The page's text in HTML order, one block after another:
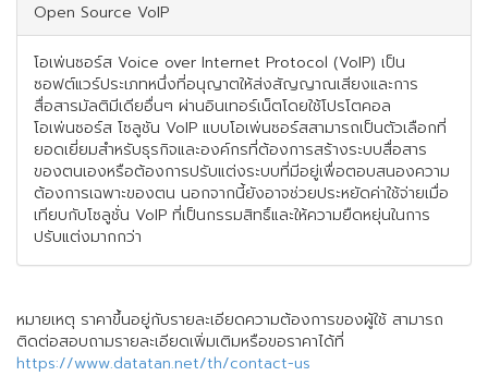
Open Source VoIP
โอเพ่นซอร์ส Voice over Internet Protocol (VoIP) เป็น
ซอฟต์แวร์ประเภทหนึ่งที่อนุญาตให้ส่งสัญญาณเสียงและการ
สื่อสารมัลติมีเดียอื่นๆ ผ่านอินเทอร์เน็ตโดยใช้โปรโตคอล
โอเพ่นซอร์ส โซลูชัน VoIP แบบโอเพ่นซอร์สสามารถเป็นตัวเลือกที่
ยอดเยี่ยมสำหรับธุรกิจและองค์กรที่ต้องการสร้างระบบสื่อสาร
ของตนเองหรือต้องการปรับแต่งระบบที่มีอยู่เพื่อตอบสนองความ
ต้องการเฉพาะของตน นอกจากนี้ยังอาจช่วยประหยัดค่าใช้จ่ายเมื่อ
เทียบกับโซลูชั่น VoIP ที่เป็นกรรมสิทธิ์และให้ความยืดหยุ่นในการ
ปรับแต่งมากกว่า
หมายเหตุ ราคาขึ้นอยู่กับรายละเอียดความต้องการของผู้ใช้ สามารถ
ติดต่อสอบถามรายละเอียดเพิ่มเติมหรือขอราคาได้ที่
https://www.datatan.net/th/contact-us